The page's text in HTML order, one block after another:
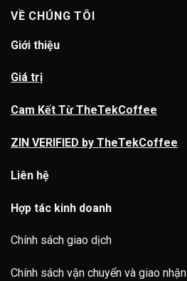
VỀ CHÚNG TÔI
Giới thiệu
Giá trị
Cam Kết Từ TheTekCoffee
ZIN VERIFIED by TheTekCoffee
Liên hệ
Hợp tác kinh doanh
Chính sách giao dịch
Chính sách vận chuyển và giao nhận